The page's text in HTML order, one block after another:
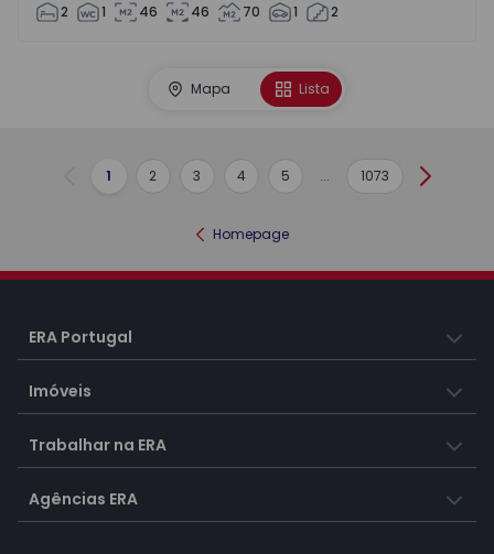
2 1 46 46 70 1 2
Mapa Lista
Anterior
1 2 3 4 5 ... 1073
Homepage
ERA Portugal
Imóveis
Trabalhar na ERA
Agências ERA